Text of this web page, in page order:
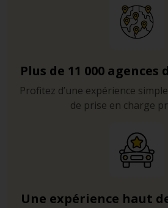
Plus de 11 000
Profitez d’une expérience
de prise en charge
Une expérience haut